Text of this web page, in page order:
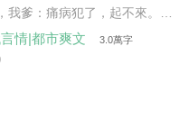
：休年假，勿擾。 戶部沒
暴怒：你們算什
情|都市爽文 3.0萬字